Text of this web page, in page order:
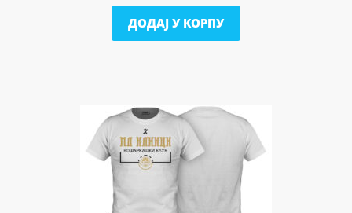
ДОДАЈ У КОРПУ